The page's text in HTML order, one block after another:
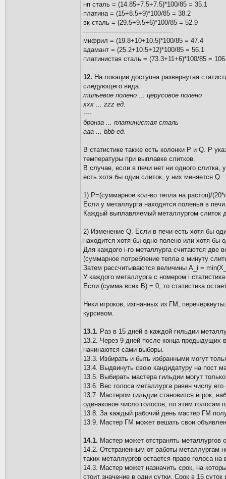
нп сталь = (14.85+7.5+7.5)*100/85 = 35.1
платина = (15+8.5+9)*100/85 = 38.2
вк сталь = (29.5+9.5+6)*100/85 = 52.9
--------------------------------------------
мифрил = (19.8+10+10.5)*100/85 = 47.4
адамант = (25.2+10.5+12)*100/85 = 56.1
платинистая сталь = (73.3+11+6)*100/85 =
12. На локации доступна развернутая
следующего вида:
тильевое полено ... церусовое полено
ххх ... zzz ед.
----
бронза ... платинистая сталь
aaa ... bbb ед.
В статистике также есть колонки P и Q. P
температуры при выплавке слитков.
В случае, если в печи нет ни одного
есть хотя бы один слиток, у них меняется Q.
1) P=(суммарное кол-во тепла на растоп)/
Если у металлурга находятся поленья в
Каждый выплавляемый металлургом слиток
2) Изменение Q. Если в печи есть хотя бы
находится хотя бы одно полено или хотя бы
Для каждого i-го металлурга считаются две
(суммарное потребление тепла в минуту
Затем рассчитываются величины A_i =
У каждого металлурга с номером i
Если (сумма всех B) = 0, то статистика
Ники игроков, изгнанных из ГМ,
курсивом.
13.1. Раз в 15 дней в каждой гильдии
13.2. Через 9 дней после конца предыдущих
начинаются сами выборы.
13.3. Избирать и быть избранными могут
13.4. Выдвинуть свою кандидатуру на пост
13.5. Выбирать мастера гильдии могут
13.6. Вес голоса металлурга равен числу
13.7. Мастером гильдии становится игрок,
одинаковое число голосов, по этим голосам
13.8. За каждый рабочий день мастер ГМ
13.9. Мастер ГМ может вешать свои
14.1. Мастер может отстранять
14.2. Отстраненным от работы металлургам
таких металлургов остается право голоса
14.3. Мастер может назначить срок, на
стоит значение в одни сутки. Срок в 15